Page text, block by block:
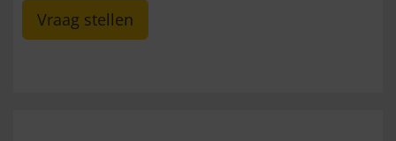
Vraag stellen